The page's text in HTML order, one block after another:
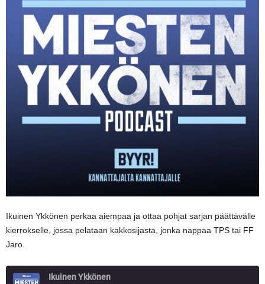
Ikuinen Ykkönen perkaa aiempaa ja ottaa pohjat sarjan päättävälle
kierrokselle, jossa pelataan kakkosijasta, jonka nappaa TPS tai FF
Jaro.
Ikuinen Ykkönen